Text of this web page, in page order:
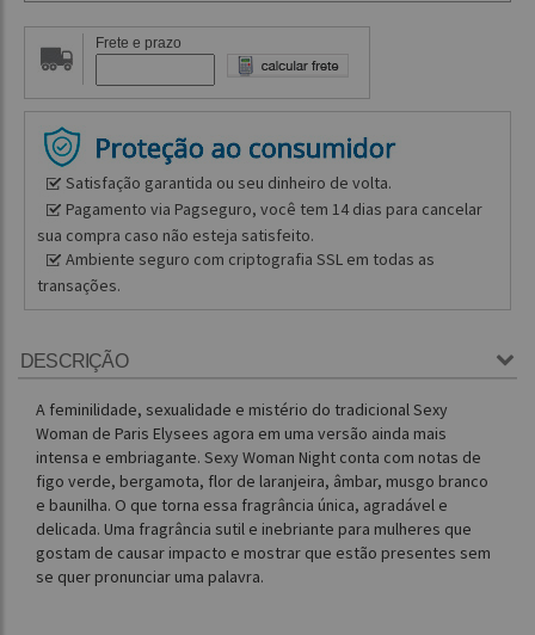
Frete e prazo
Satisfação garantida ou seu dinheiro de volta.
Pagamento via Pagseguro, você tem 14 dias para cancelar
sua compra caso não esteja satisfeito.
Ambiente seguro com criptografia SSL em todas as
transações.
DESCRIÇÃO
A feminilidade, sexualidade e mistério do tradicional Sexy
Woman de Paris Elysees agora em uma versão ainda mais
intensa e embriagante. Sexy Woman Night conta com notas de
figo verde, bergamota, flor de laranjeira, âmbar, musgo branco
e baunilha. O que torna essa fragrância única, agradável e
delicada. Uma fragrância sutil e inebriante para mulheres que
gostam de causar impacto e mostrar que estão presentes sem
se quer pronunciar uma palavra.